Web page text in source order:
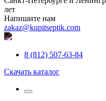
лет
Напишите нам
zakaz@kupitseptik.com
8 (812) 507-63-84
Скачать каталог